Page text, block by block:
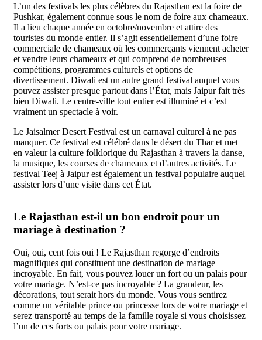
L’un des festivals les plus célèbres du Rajasthan est la foire de
Pushkar, également connue sous le nom de foire aux chameaux.
Il a lieu chaque année en octobre/novembre et attire des
touristes du monde entier. Il s’agit essentiellement d’une foire
commerciale de chameaux où les commerçants viennent acheter
et vendre leurs chameaux et qui comprend de nombreuses
compétitions, programmes culturels et options de
divertissement. Diwali est un autre grand festival auquel vous
pouvez assister presque partout dans l’État, mais Jaipur fait très
bien Diwali. Le centre-ville tout entier est illuminé et c’est
vraiment un spectacle à voir.
Le Jaisalmer Desert Festival est un carnaval culturel à ne pas
manquer. Ce festival est célébré dans le désert du Thar et met
en valeur la culture folklorique du Rajasthan à travers la danse,
la musique, les courses de chameaux et d’autres activités. Le
festival Teej à Jaipur est également un festival populaire auquel
assister lors d’une visite dans cet État.
Le Rajasthan est-il un bon endroit pour un
mariage à destination ?
Oui, oui, cent fois oui ! Le Rajasthan regorge d’endroits
magnifiques qui constituent une destination de mariage
incroyable. En fait, vous pouvez louer un fort ou un palais pour
votre mariage. N’est-ce pas incroyable ? La grandeur, les
décorations, tout serait hors du monde. Vous vous sentirez
comme un véritable prince ou princesse lors de votre mariage et
serez transporté au temps de la famille royale si vous choisissez
l’un de ces forts ou palais pour votre mariage.